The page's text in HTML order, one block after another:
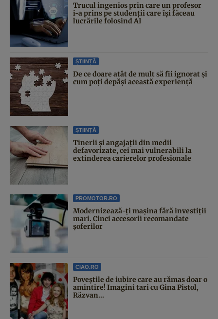
Trucul ingenios prin care un profesor
i-a prins pe studenții care își făceau
lucrările folosind AI
ȘTIINȚĂ
De ce doare atât de mult să fii ignorat și
cum poți depăși această experiență
ȘTIINȚĂ
Tinerii și angajații din medii
defavorizate, cei mai vulnerabili la
extinderea carierelor profesionale
PROMOTOR.RO
Modernizează-ți mașina fără investiții
mari. Cinci accesorii recomandate
șoferilor
CIAO.RO
Poveştile de iubire care au rămas doar o
amintire! Imagini tari cu Gina Pistol,
Răzvan...